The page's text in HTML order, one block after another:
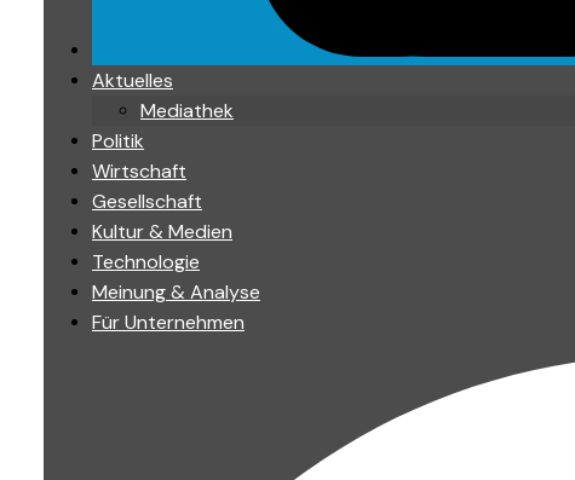
Aktuelles
Mediathek
Politik
Wirtschaft
Gesellschaft
Kultur & Medien
Technologie
Meinung & Analyse
Für Unternehmen